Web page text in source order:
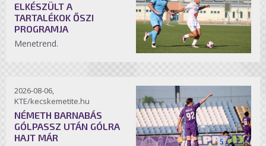
ELKÉSZÜLT A
TARTALÉKOK ŐSZI
PROGRAMJA
Menetrend.
2026-08-06,
KTE/kecskemetite.hu
NÉMETH BARNABÁS
GÓLPASSZ UTÁN GÓLRA
HAJT MÁR